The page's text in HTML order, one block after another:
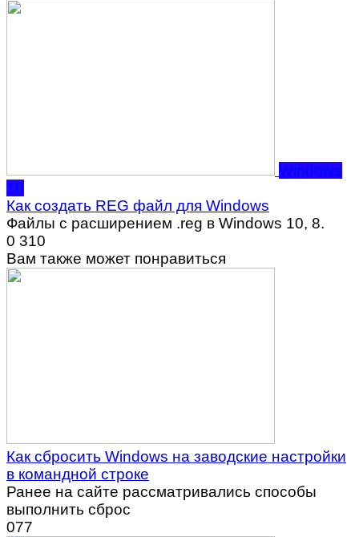
Windows
10
Как создать REG файл для Windows
Файлы с расширением .reg в Windows 10, 8.
0 310
Вам также может понравиться
Как сбросить Windows на заводские настройки
в командной строке
Ранее на сайте рассматривались способы
выполнить сброс
077